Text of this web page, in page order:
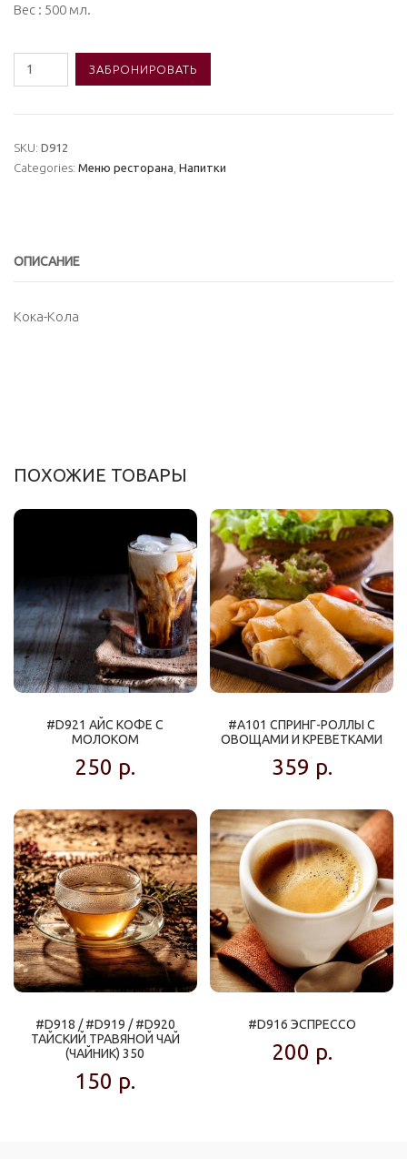
Вес : 500 мл.
Количество
товара
Кола
ЗАБРОНИРОВАТЬ
SKU: D912
Categories: Меню ресторана Напитки
ОПИСАНИЕ
Кока-Кола
ПОХОЖИЕ ТОВАРЫ
#D921 АЙС КОФЕ С
МОЛОКОМ
250 р.
#A101 СПРИНГ-РОЛЛЫ С
ОВОЩАМИ И КРЕВЕТКАМИ
359 р.
#D918 / #D919 / #D920
ТАЙСКИЙ ТРАВЯНОЙ ЧАЙ
(ЧАЙНИК) 350
150 р.
#D916 ЭСПРЕССО
200 р.